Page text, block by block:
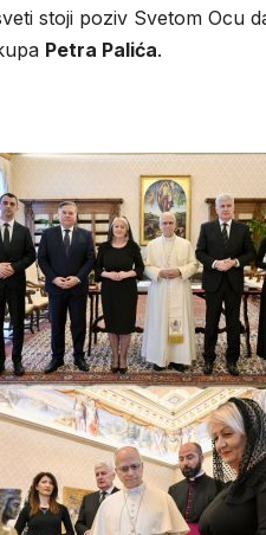
stoji poziv Svetom Ocu
Petra Palića.